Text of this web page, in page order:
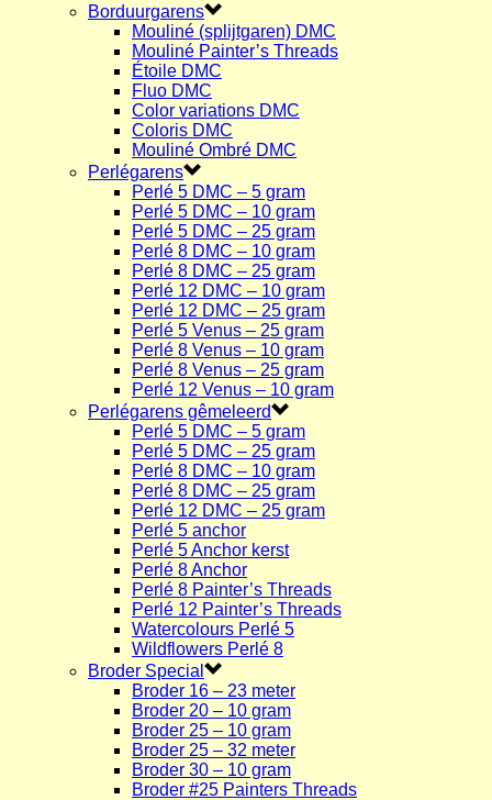
Borduurgarens
Mouliné (splijtgaren) DMC
Mouliné Painter’s Threads
Étoile DMC
Fluo DMC
Color variations DMC
Coloris DMC
Mouliné Ombré DMC
Perlégarens
Perlé 5 DMC – 5 gram
Perlé 5 DMC – 10 gram
Perlé 5 DMC – 25 gram
Perlé 8 DMC – 10 gram
Perlé 8 DMC – 25 gram
Perlé 12 DMC – 10 gram
Perlé 12 DMC – 25 gram
Perlé 5 Venus – 25 gram
Perlé 8 Venus – 10 gram
Perlé 8 Venus – 25 gram
Perlé 12 Venus – 10 gram
Perlégarens gêmeleerd
Perlé 5 DMC – 5 gram
Perlé 5 DMC – 25 gram
Perlé 8 DMC – 10 gram
Perlé 8 DMC – 25 gram
Perlé 12 DMC – 25 gram
Perlé 5 anchor
Perlé 5 Anchor kerst
Perlé 8 Anchor
Perlé 8 Painter’s Threads
Perlé 12 Painter’s Threads
Watercolours Perlé 5
Wildflowers Perlé 8
Broder Special
Broder 16 – 23 meter
Broder 20 – 10 gram
Broder 25 – 10 gram
Broder 25 – 32 meter
Broder 30 – 10 gram
Broder #25 Painters Threads